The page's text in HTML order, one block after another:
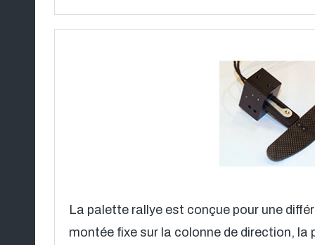
La palette rallye est conçue pour une
montée fixe sur la colonne de direction,